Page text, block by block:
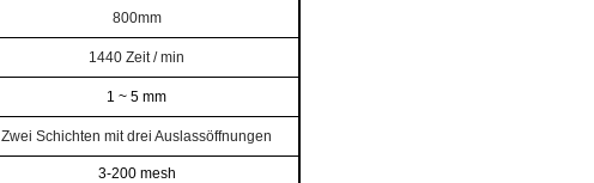
800mm
1440 Zeit / min
1 ~ 5 mm
Zwei Schichten mit drei Auslassöffnungen
3-200 mesh